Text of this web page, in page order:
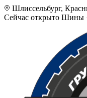
Шлиссельбург,
Сейчас открыто Шины